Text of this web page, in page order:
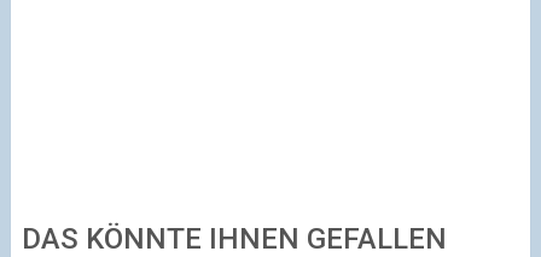
DAS KÖNNTE IHNEN GEFALLEN